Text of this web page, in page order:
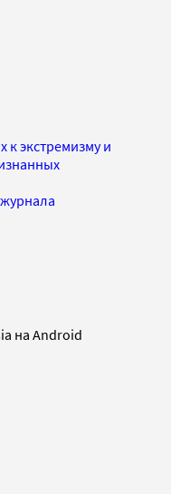
к экстремизму и
на Android